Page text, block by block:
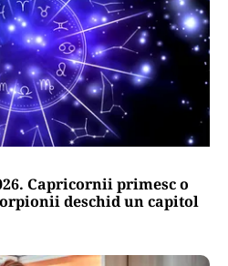
Capricornii primesc o
deschid un capitol